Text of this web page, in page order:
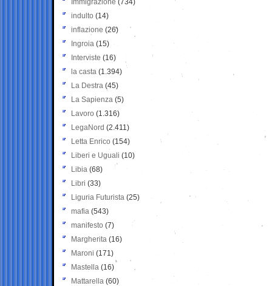
Immigrazione (734)
indulto (14)
inflazione (26)
Ingroia (15)
Interviste (16)
la casta (1.394)
La Destra (45)
La Sapienza (5)
Lavoro (1.316)
LegaNord (2.411)
Letta Enrico (154)
Liberi e Uguali (10)
Libia (68)
Libri (33)
Liguria Futurista (25)
mafia (543)
manifesto (7)
Margherita (16)
Maroni (171)
Mastella (16)
Mattarella (60)